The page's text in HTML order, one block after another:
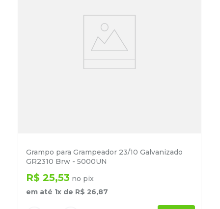
Grampo para Grampeador 23/10 Galvanizado
GR2310 Brw - 5000UN
R$ 25,53 no pix
em até 1x de R$ 26,87